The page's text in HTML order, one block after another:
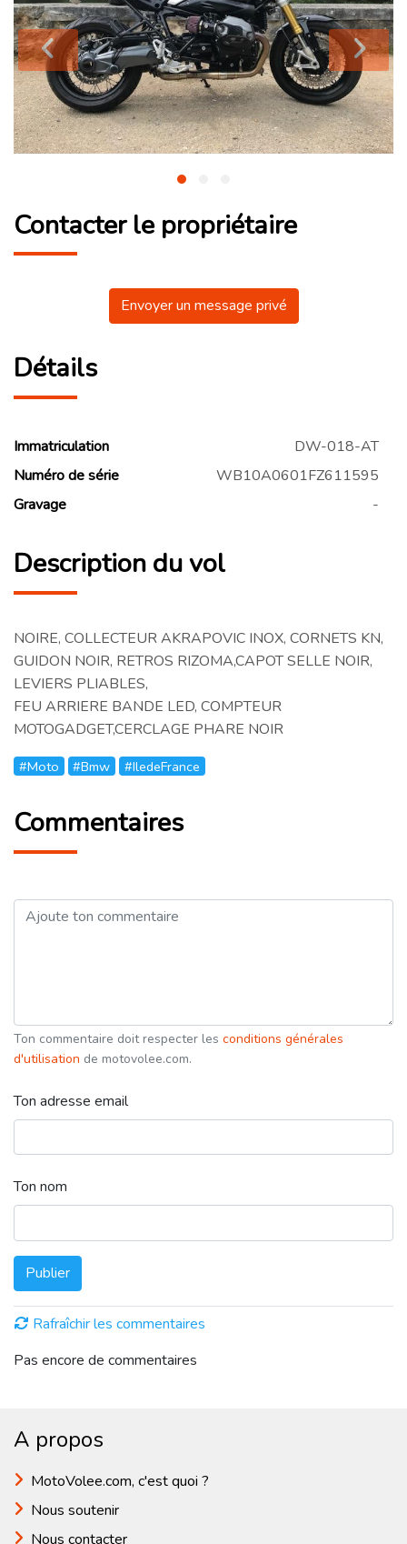
Contacter le propriétaire
Envoyer un message privé
Détails
Immatriculation
DW-018-AT
Numéro de série
WB10A0601FZ611595
Gravage
-
Description du vol
NOIRE, COLLECTEUR AKRAPOVIC INOX, CORNETS KN,
GUIDON NOIR, RETROS RIZOMA,CAPOT SELLE NOIR,
LEVIERS PLIABLES,
FEU ARRIERE BANDE LED, COMPTEUR
MOTOGADGET,CERCLAGE PHARE NOIR
#Moto #Bmw #IledeFrance
Commentaires
Ton commentaire doit respecter les conditions générales
d'utilisation de motovolee.com.
Ton adresse email
Ton nom
Publier
Rafraîchir les commentaires
Pas encore de commentaires
A propos
MotoVolee.com, c'est quoi ?
Nous soutenir
Nous contacter